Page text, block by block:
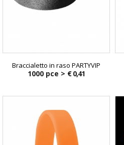
Braccialetto in raso PARTYVIP
1000 pce > € 0,41